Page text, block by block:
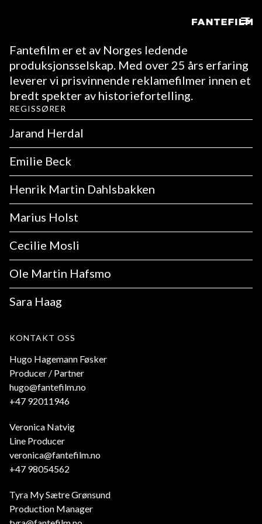
Fantefilm er et av Norges ledende
produksjonsselskap. Med over 25 års erfaring
leverer vi prisvinnende reklamefilmer innen et
bredt spekter av historiefortelling.
REGISSØRER
Jarand Herdal
Emilie Beck
Henrik Martin Dahlsbakken
Marius Holst
Cecilie Mosli
Ole Martin Hafsmo
Sara Haag
KONTAKT OSS
Hugo Hagemann Føsker
Producer / Partner
hugo@fantefilm.no
+47 92011946
Veronica Natvig
Line Producer
veronica@fantefilm.no
+47 98054562
Tyra My Sætre Grønsund
Production Manager